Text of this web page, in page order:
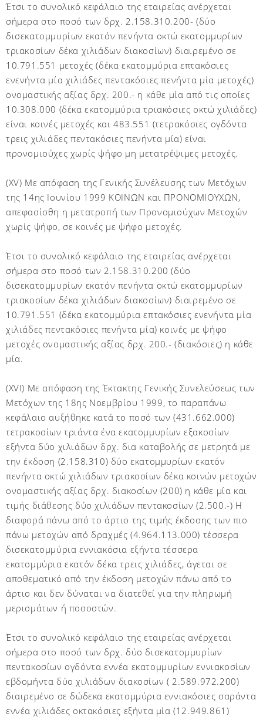
Έτσι το συνολικό κεφάλαιο της εταιρείας ανέρχεται
σήμερα στο ποσό των δρχ. 2.158.310.200- (δύο
δισεκατομμυρίων εκατόν πενήντα οκτώ εκατομμυρίων
τριακοσίων δέκα χιλιάδων διακοσίων) διαιρεμένο σε
10.791.551 μετοχές (δέκα εκατομμύρια επτακόσιες
ενενήντα μία χιλιάδες πεντακόσιες πενήντα μία μετοχές)
ονομαστικής αξίας δρχ. 200.- η κάθε μία από τις οποίες
10.308.000 (δέκα εκατομμύρια τριακόσιες οκτώ χιλιάδες)
είναι κοινές μετοχές και 483.551 (τετρακόσιες ογδόντα
τρεις χιλιάδες πεντακόσιες πενήντα μία) είναι
προνομιούχες χωρίς ψήφο μη μετατρέψιμες μετοχές.
(XV) Mε απόφαση της Γενικής Συνέλευσης των Μετόχων
της 14ης Ιουνίου 1999 ΚΟΙΝΩΝ και ΠΡΟΝΟΜΙΟΥΧΩΝ,
απεφασίσθη η μετατροπή των Προνομιούχων Μετοχών
χωρίς ψήφο, σε κοινές με ψήφο μετοχές.
Έτσι το συνολικό κεφάλαιο της εταιρείας ανέρχεται
σήμερα στο ποσό των 2.158.310.200 (δύο
δισεκατομμυρίων εκατόν πενήντα οκτώ εκατομμυρίων
τριακοσίων δέκα χιλιάδων διακοσίων) διαιρεμένο σε
10.791.551 (δέκα εκατομμύρια επτακόσιες ενενήντα μία
χιλιάδες πεντακόσιες πενήντα μία) κοινές με ψήφο
μετοχές ονομαστικής αξίας δρχ. 200.- (διακόσιες) η κάθε
μία.
(ΧVI) Mε απόφαση της Έκτακτης Γενικής Συνελεύσεως των
Μετόχων της 18ης Νοεμβρίου 1999, το παραπάνω
κεφάλαιο αυξήθηκε κατά το ποσό των (431.662.000)
τετρακοσίων τριάντα ένα εκατομμυρίων εξακοσίων
εξήντα δύο χιλιάδων δρχ. δια καταβολής σε μετρητά με
την έκδοση (2.158.310) δύο εκατομμυρίων εκατόν
πενήντα οκτώ χιλιάδων τριακοσίων δέκα κοινών μετοχών
ονομαστικής αξίας δρχ. διακοσίων (200) η κάθε μία και
τιμής διάθεσης δύο χιλιάδων πεντακοσίων (2.500.-) Η
διαφορά πάνω από το άρτιο της τιμής έκδοσης των πιο
πάνω μετοχών από δραχμές (4.964.113.000) τέσσερα
δισεκατομμύρια εννιακόσια εξήντα τέσσερα
εκατομμύρια εκατόν δέκα τρεις χιλιάδες, άγεται σε
αποθεματικό από την έκδοση μετοχών πάνω από το
άρτιο και δεν δύναται να διατεθεί για την πληρωμή
μερισμάτων ή ποσοστών.
Έτσι το συνολικό κεφάλαιο της εταιρείας ανέρχεται
σήμερα στο ποσό των δρχ. δύο δισεκατομμυρίων
πεντακοσίων ογδόντα εννέα εκατομμυρίων εννιακοσίων
εβδομήντα δύο χιλιάδων διακοσίων ( 2.589.972.200)
διαιρεμένο σε δώδεκα εκατομμύρια εννιακόσιες σαράντα
εννέα χιλιάδες οκτακόσιες εξήντα μία (12.949.861)